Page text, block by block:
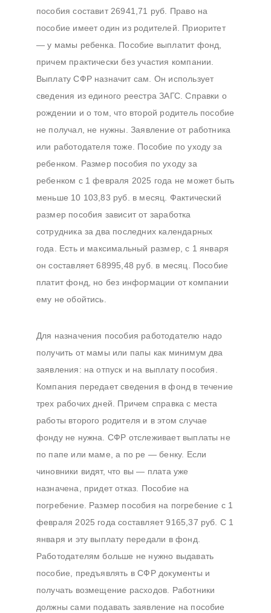
пособия составит 26941,71 руб. Право на
пособие имеет один из родителей. Приоритет
— у мамы ребенка. Пособие выплатит фонд,
причем практически без участия компании.
Выплату СФР назначит сам. Он использует
сведения из единого реестра ЗАГС. Справки о
рождении и о том, что второй родитель пособие
не получал, не нужны. Заявление от работника
или работодателя тоже. Пособие по уходу за
ребенком. Размер пособия по уходу за
ребенком с 1 февраля 2025 года не может быть
меньше 10 103,83 руб. в месяц. Фактический
размер пособия зависит от заработка
сотрудника за два последних календарных
года. Есть и максимальный размер, с 1 января
он составляет 68995,48 руб. в месяц. Пособие
платит фонд, но без информации от компании
ему не обойтись.
Для назначения пособия работодателю надо
получить от мамы или папы как минимум два
заявления: на отпуск и на выплату пособия.
Компания передает сведения в фонд в течение
трех рабочих дней. Причем справка с места
работы второго родителя и в этом случае
фонду не нужна. СФР отслеживает выплаты не
по папе или маме, а по ре — бенку. Если
чиновники видят, что вы — плата уже
назначена, придет отказ. Пособие на
погребение. Размер пособия на погребение с 1
февраля 2025 года составляет 9165,37 руб. С 1
января и эту выплату передали в фонд.
Работодателям больше не нужно выдавать
пособие, предъявлять в СФР документы и
получать возмещение расходов. Работники
должны сами подавать заявление на пособие